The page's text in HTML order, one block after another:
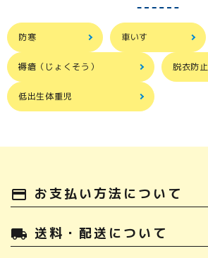
防寒 車いす
褥瘡（じょくそう） 脱衣防止
低出生体重児
payment お支払い方法について
local_shipping 送料・配送について